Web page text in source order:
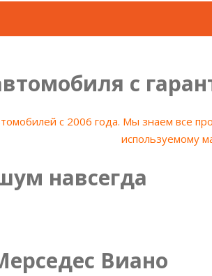
с
с 2006 года. Мы знаем все
используемому
навсегда
Виано